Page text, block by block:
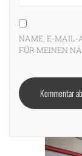
NAME, E-MAIL-
FÜR MEINEN